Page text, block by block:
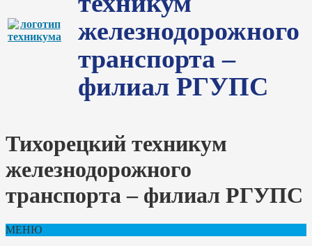
железнодорожного
транспорта –
филиал РГУПС
Тихорецкий техникум
железнодорожного
транспорта – филиал РГУПС
МЕНЮ